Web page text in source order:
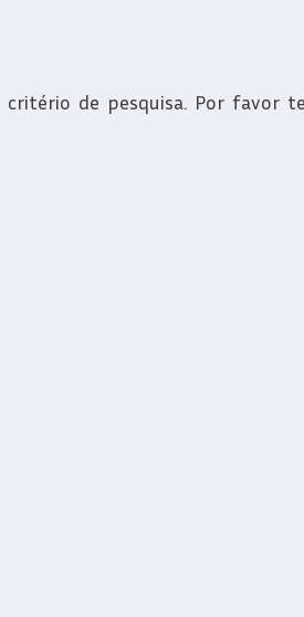
de pesquisa. Por favor